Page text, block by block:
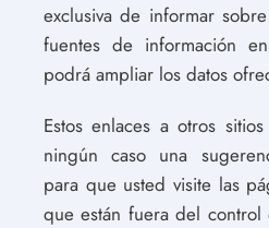
exclusiva de informar
fuentes de información
podrá ampliar los datos
Estos enlaces a otros
ningún caso una
para que usted visite las
que están fuera del